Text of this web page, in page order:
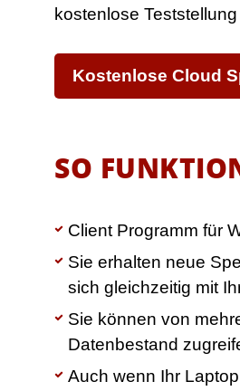
kostenlose
Kostenlose Cloud
SO
Client Programm für
Sie erhalten neue
sich gleichzeitig mit
Sie können von
Datenbestand
Auch wenn Ihr